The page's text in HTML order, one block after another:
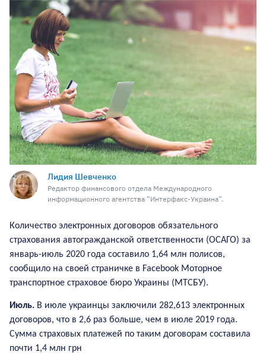
Лидия Шевченко
Редактор финансового отдела Международного
информационного агентства ”Интерфакс-Украина”.
Количество электронных договоров обязательного
страхования автогражданской ответственности (ОСАГО) за
январь-июль 2020 года составило 1,64 млн полисов,
сообщило на своей страничке в Facebook Моторное
транспортное страховое бюро Украины (МТСБУ).
Июль. В июле украинцы заключили 282,613 электронных
договоров, что в 2,6 раз больше, чем в июле 2019 года.
Сумма страховых платежей по таким договорам составила
почти 1,4 млн грн